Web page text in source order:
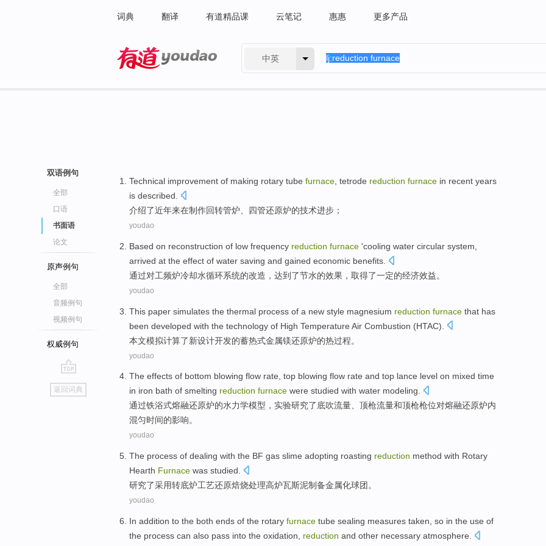
词典 翻译 有道精品课 云笔记 惠惠 更多产品
中英
双语例句
全部
口语
书面语
论文
原声例句
全部
音频例句
视频例句
权威例句
go
top
返回词典
Technical improvement of making rotary tube furnace tetrode reduction furnace in recent years
is described
介绍了近年来在制作回转管炉 四管还原炉的技术进步 ；
youdao
Based on reconstruction of low frequency reduction furnace 'cooling water circular system
arrived at the effect of water saving and gained economic benefits
通过对工频炉冷却水循环系统的改造， 达到 了节水的效果 ， 取得了一定的经济效益。
youdao
This paper simulates the thermal process of a new style magnesium reduction furnace that has
been developed with the technology of High Temperature Air Combustion (HTAC).
本文模拟计算了新设计开发的蓄热式金属镁还原炉的热过程。
youdao
The effects of bottom blowing flow rate, top blowing flow rate and top lance level on mixed time
in iron bath of smelting reduction furnace were studied with water modeling.
通过铁浴式熔融还原炉的水力学模型，实验研究了底吹流量、 顶枪流量和顶枪枪位对熔融还原炉内
混匀时间的影响。
youdao
The process of dealing with the BF gas slime adopting roasting reduction method with Rotary
Hearth Furnace was studied
研究了采用转底炉工艺还原焙烧处理高炉瓦斯泥制备金属化球团。
youdao
In addition to the both ends of the rotary furnace tube sealing measures taken so in the use of
the process can also pass into the oxidation reduction and other necessary atmosphere